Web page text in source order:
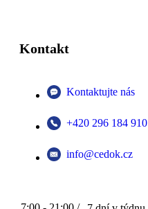
Kontakt
Kontaktujte nás
+420 296 184 910
info@cedok.cz